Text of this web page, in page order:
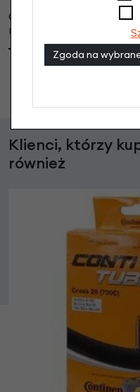
Czy te siodełko będzie
modelu Gazelle Cityzen
Klienci, którzy
również
Zgoda na